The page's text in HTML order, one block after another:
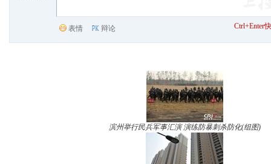
表情 辩论 Ctrl+Enter
滨州举行民兵军事汇演 演练防暴刺杀防化(组图)